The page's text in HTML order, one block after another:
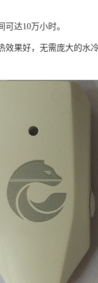
达10万小时。
果好，无需庞大的水